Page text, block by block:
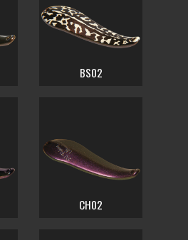
BS02
CH02